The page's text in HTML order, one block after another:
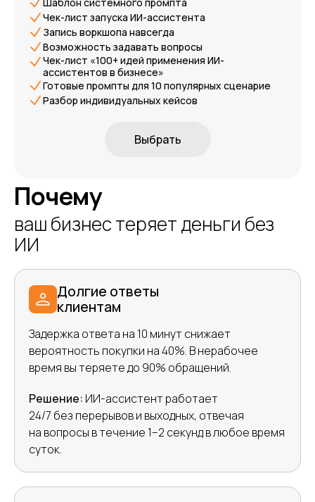
Шаблон системного промпта
Чек-лист запуска ИИ-ассистента
Запись воркшопа навсегда
Возможность задавать вопросы
Чек-лист «100+ идей применения ИИ-
ассистентов в бизнесе»
Готовые промпты для 10 популярных сценарие
Разбор индивидуальных кейсов
Выбрать
Почему
ваш бизнес теряет деньги без
ИИ
Долгие ответы
клиентам
Задержка ответа на 10 минут снижает
вероятность покупки на 40%. В нерабочее
время вы теряете до 90% обращений.
Решение: ИИ-ассистент работает
24/7 без перерывов и выходных, отвечая
на вопросы в течение 1–2 секунд в любое время
суток.